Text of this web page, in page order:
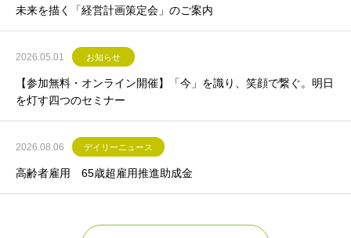
未来を描く「経営計画策定会」のご案内
2026.05.01 お知らせ
【参加無料・オンライン開催】「今」を識り、笑顔で繋ぐ。明日
を灯す四つのセミナー
2026.08.06 デイリーニュース
高齢者雇用 65歳超雇用推進助成金